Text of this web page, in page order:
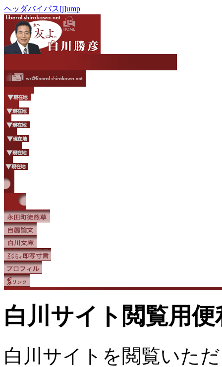
ヘッダバイパス[j]ump
白川サイト閲覧用
白川サイトを閲覧いた